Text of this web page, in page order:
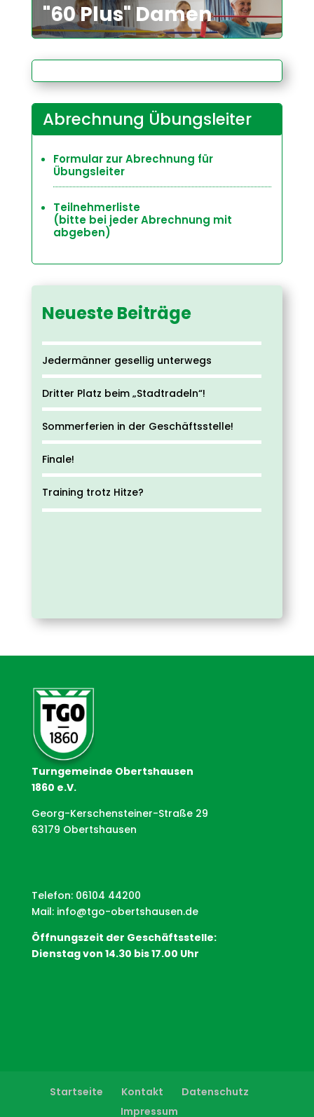
"60 Plus" Damen
Abrechnung Übungsleiter
Formular zur Abrechnung für
Übungsleiter
Teilnehmerliste
(bitte bei jeder Abrechnung mit
abgeben)
Neueste Beiträge
Jedermänner gesellig unterwegs
Dritter Platz beim „Stadtradeln“!
Sommerferien in der Geschäftsstelle!
Finale!
Training trotz Hitze?
Turngemeinde Obertshausen
1860 e.V.
Georg-Kerschensteiner-Straße 29
63179 Obertshausen
Telefon: 06104 44200
Mail: info@tgo-obertshausen.de
Öffnungszeit der Geschäftsstelle:
Dienstag von 14.30 bis 17.00 Uhr
Startseite Kontakt
Datenschutz
Impressum